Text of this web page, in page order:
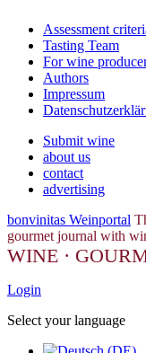
Assessment
Tasting Team
For wine
Authors
Impressum
Submit wine
about us
contact
advertising
bonvinitas Weinportal
gourmet journal with
WINE ·
Login
Select your language